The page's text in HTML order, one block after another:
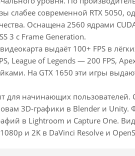
слабее современной RTX 5050,
Оснащена 2560 ядрами
3 с Frame Generation.
выдаёт 100+ FPS в
League of Legends — 200 FPS,
На GTX 1650 эти игры
для начинающих пользователей.
3D-графики в Blender и Unity.
в Lightroom и Capture One.
и 2K в DaVinci Resolve и